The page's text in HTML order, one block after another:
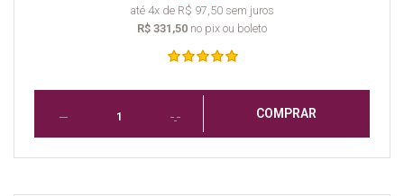
até 4x de R$ 97,50 sem juros
R$ 331,50 no pix ou boleto
COMPRAR